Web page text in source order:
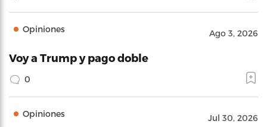
Opiniones Ago 3, 2026
Voy a Trump y pago doble
0
Opiniones Jul 30, 2026